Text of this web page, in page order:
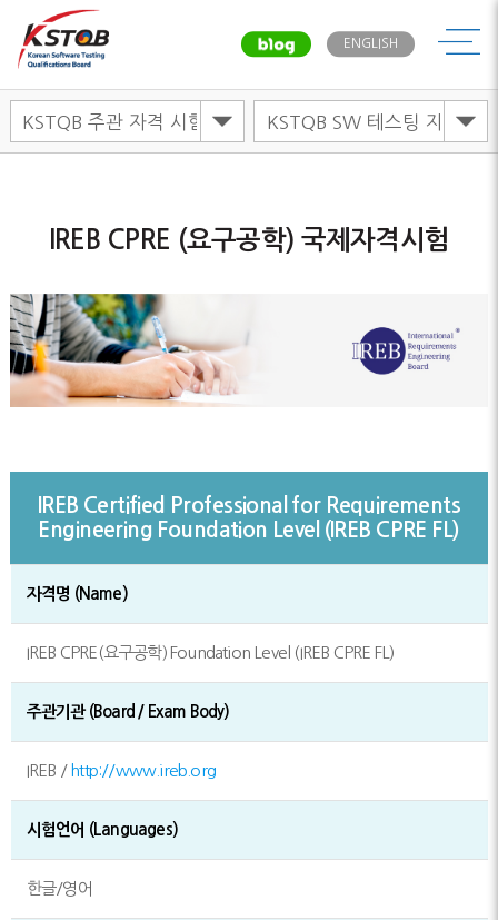
ENGLISH메뉴
IREB CPRE (요구공학) 국제자격시험
IREB Certified Professional for Requirements
Engineering Foundation Level (IREB CPRE FL)
자격명 (Name)
IREB CPRE(요구공학) Foundation Level (IREB CPRE FL)
주관기관 (Board / Exam Body)
IREB / http://www.ireb.org
시험언어 (Languages)
한글/영어